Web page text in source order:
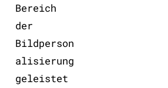
Bereich
der
Bildperson
alisierung
geleistet